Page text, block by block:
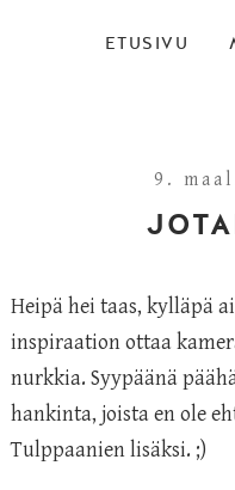
ETUSIVU
9.
Heipä hei taas, kylläpä
inspiraation ottaa
nurkkia. Syypäänä
hankinta, joista en ole
Tulppaanien lisäksi. ;)